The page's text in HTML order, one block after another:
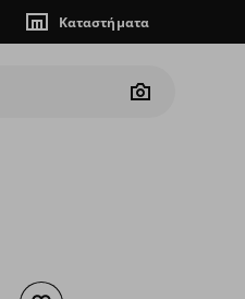
Καταστήματα
Camera